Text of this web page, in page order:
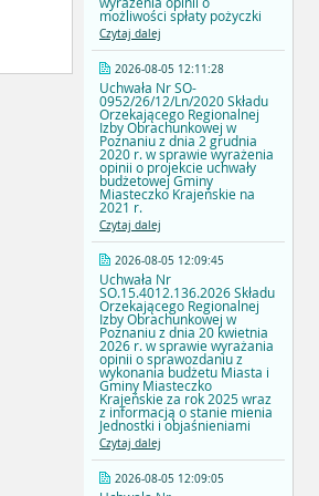
możliwości spłaty pożyczki
Czytaj dalej
2026-08-05 12:11:28
Uchwała Nr SO-
0952/26/12/Ln/2020 Składu
Orzekającego Regionalnej
Izby Obrachunkowej w
Poznaniu z dnia 2 grudnia
2020 r. w sprawie wyrażenia
opinii o projekcie uchwały
budżetowej Gminy
Miasteczko Krajeńskie na
2021 r.
Czytaj dalej
2026-08-05 12:09:45
Uchwała Nr
SO.15.4012.136.2026 Składu
Orzekającego Regionalnej
Izby Obrachunkowej w
Poznaniu z dnia 20 kwietnia
2026 r. w sprawie wyrażania
opinii o sprawozdaniu z
wykonania budżetu Miasta i
Gminy Miasteczko
Krajeńskie za rok 2025 wraz
z informacją o stanie mienia
Jednostki i objaśnieniami
Czytaj dalej
2026-08-05 12:09:05